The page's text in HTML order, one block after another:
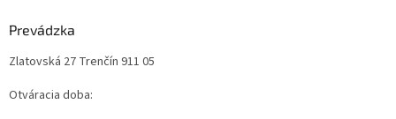
Prevádzka
Zlatovská 27 Trenčín 911 05
Otváracia doba: